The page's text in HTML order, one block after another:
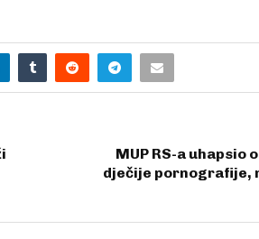
MUP RS-a uhapsio
dječije pornografije,